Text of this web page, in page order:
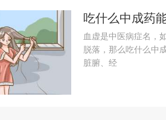
吃什么中成药
血虚是中医病症名，
脱落，那么吃什么中
脏腑、经